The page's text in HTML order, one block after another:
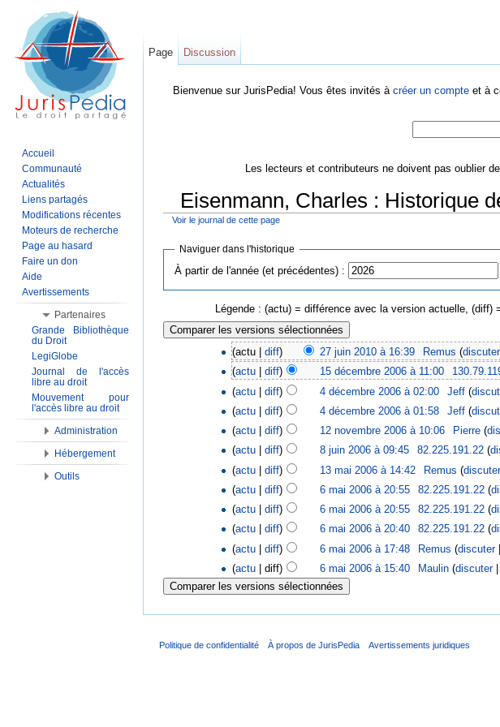
Bienvenue sur JurisPedia! Vous êtes invités à créer un compte et à
Les lecteurs et contributeurs ne doivent pas oublier
Eisenmann, Charles : Historique
Voir le journal de cette page
Naviguer dans l'historique
À partir de l'année (et précédentes) :
Légende : (actu) = différence avec la version actuelle, (diff)
(actu |diff) 27 juin 2010 à 16:39 Remus (discuter
(actu |diff) 15 décembre 2006 à 11:00
(actu |diff) 4 décembre 2006 à 02:00 Jeff (
(actu |diff) 4 décembre 2006 à 01:58 Jeff (
(actu |diff) 12 novembre 2006 à 10:06 Pierre (
(actu |diff) 8 juin 2006 à 09:45 82.225.191.22 (
(actu |diff) 13 mai 2006 à 14:42 Remus (discuter
(actu |diff) 6 mai 2006 à 20:55 82.225.191.22 (
(actu |diff) 6 mai 2006 à 20:55 82.225.191.22 (
(actu |diff) 6 mai 2006 à 20:40 82.225.191.22 (
(actu |diff) 6 mai 2006 à 17:48 Remus (discuter|
(actu | diff) 6 mai 2006 à 15:40 Maulin (discuter|
Page Discussion
Accueil
Communauté
Actualités
Liens partagés
Modifications récentes
Moteurs de recherche
Page au hasard
Faire un don
Aide
Avertissements
Partenaires
Grande Bibliothèque
du Droit
LegiGlobe
Journal de l'accès
libre au droit
Mouvement pour
l'accès libre au droit
Administration
Hébergement
Outils
Politique de confidentialité À propos de JurisPedia Avertissements juridiques